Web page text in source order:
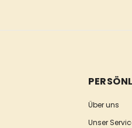
Über uns
Unser